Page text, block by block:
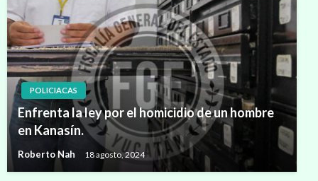
POLICIACAS
Enfrenta la ley por el homicidio de un hombre
en Kanasín.
Roberto Nah 18 agosto, 2024